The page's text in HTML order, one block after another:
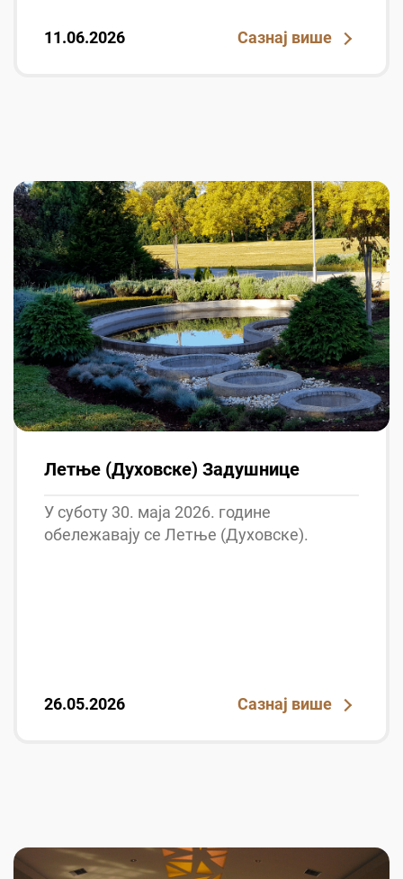
11.06.2026 Сазнај више
Летње (Духовске) Задушнице
У суботу 30. маја 2026. године
обележавају се Летње (Духовске).
26.05.2026 Сазнај више